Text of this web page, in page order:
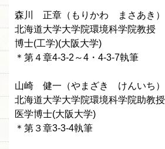
森川 正章（もりかわ まさあき）
北海道大学大学院環境科学院教授
博士(工学)(大阪大学)
＊第４章4-3-2～4・4-3-7執筆
山崎 健一（やまざき けんいち）
北海道大学大学院環境科学院助教授
医学博士(大阪大学)
＊第３章3-3-4執筆